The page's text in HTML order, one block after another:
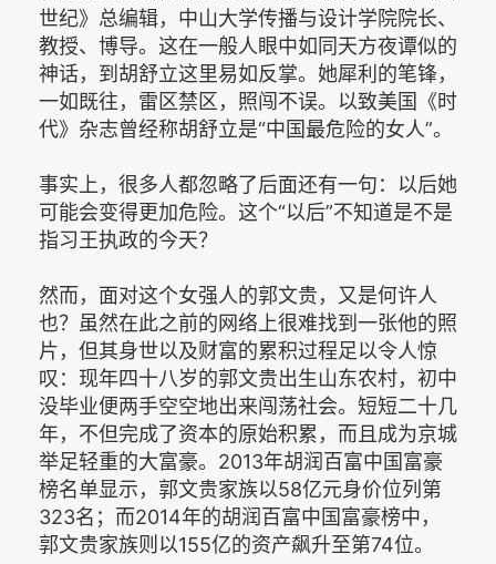
世纪》总编辑，中山大学传播与设计学院院长、
教授、博导。这在一般人眼中如同天方夜谭似的
神话，到胡舒立这里易如反掌。她犀利的笔锋，
一如既往，雷区禁区，照闯不误。以致美国《时
代》杂志曾经称胡舒立是“中国最危险的女人”。
事实上，很多人都忽略了后面还有一句：以后她
可能会变得更加危险。这个“以后”不知道是不是
指习王执政的今天？
然而，面对这个女强人的郭文贵，又是何许人
也？虽然在此之前的网络上很难找到一张他的照
片，但其身世以及财富的累积过程足以令人惊
叹：现年四十八岁的郭文贵出生山东农村，初中
没毕业便两手空空地出来闯荡社会。短短二十几
年，不但完成了资本的原始积累，而且成为京城
举足轻重的大富豪。2013年胡润百富中国富豪
榜名单显示，郭文贵家族以58亿元身价位列第
323名；而2014年的胡润百富中国富豪榜中，
郭文贵家族则以155亿的资产飙升至第74位。